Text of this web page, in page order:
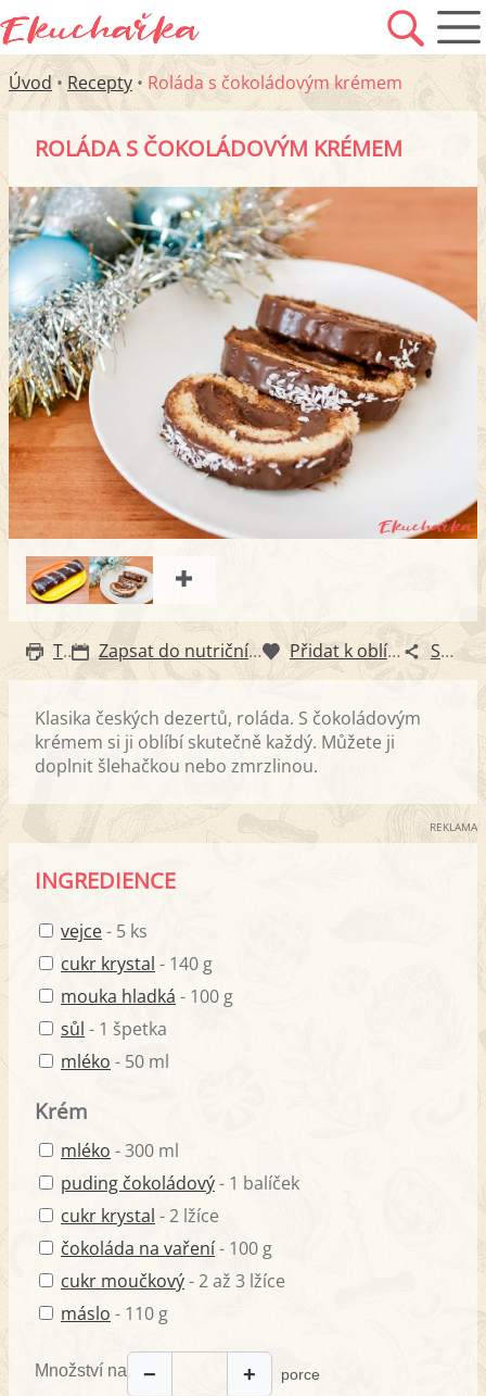
Úvod • Recepty • Roláda s čokoládovým krémem
ROLÁDA S ČOKOLÁDOVÝM KRÉMEM
Tisk Zapsat do nutričního diáře Přidat k oblíbeným Sdílet
Klasika českých dezertů, roláda. S čokoládovým
krémem si ji oblíbí skutečně každý. Můžete ji
doplnit šlehačkou nebo zmrzlinou.
REKLAMA
INGREDIENCE
vejce- 5 ks
cukr krystal - 140 g
mouka hladká - 100 g
sůl - 1 špetka
mléko - 50 ml
Krém
mléko - 300 ml
puding čokoládový- 1 balíček
cukr krystal - 2 lžíce
čokoláda na vaření- 100 g
cukr moučkový- 2 až 3 lžíce
máslo - 110 g
Množství na − + porce